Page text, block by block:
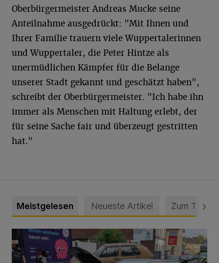
Oberbürgermeister Andreas Mucke seine
Anteilnahme ausgedrückt: "Mit Ihnen und
Ihrer Familie trauern viele Wuppertalerinnen
und Wuppertaler, die Peter Hintze als
unermüdlichen Kämpfer für die Belange
unserer Stadt gekannt und geschätzt haben",
schreibt der Oberbürgermeister. "Ich habe ihn
immer als Menschen mit Haltung erlebt, der
für seine Sache fair und überzeugt gestritten
hat."
Meistgelesen Neueste Artikel Zum Thema
Schwerer Unfall mit 2,48 Promille